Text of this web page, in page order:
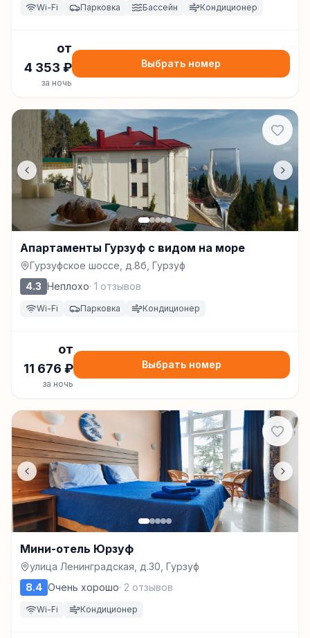
Wi-Fi Парковка Бассейн Кондиционер
от
4 353 ₽
за ночь
Выбрать номер
Апартаменты Гурзуф с видом на море
Гурзуфское шоссе, д.8б, Гурзуф
4.3 Неплохо· 1 отзывов
Wi-Fi Парковка Кондиционер
от
11 676 ₽
за ночь
Выбрать номер
Мини-отель Юрзуф
улица Ленинградская, д.30, Гурзуф
8.4 Очень хорошо· 2 отзывов
Wi-Fi Кондиционер